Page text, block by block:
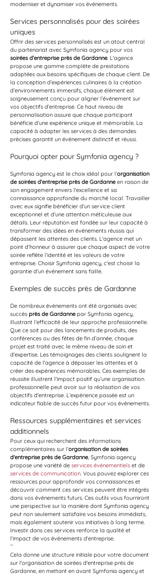
moderniser et dynamiser vos événements.
Services personnalisés pour des soirées
uniques
Offrir des services personnalisés est un atout central
du partenariat avec Symfonia agency pour vos
soirées d’entreprise près de Gardanne. L'agence
propose une gamme complète de prestations
adaptées aux besoins spécifiques de chaque client. De
la conception d’expériences culinaires à la création
d’environnements immersifs, chaque élément est
soigneusement conçu pour aligner l’événement sur
vos objectifs d’entreprise. Ce haut niveau de
personnalisation assure que chaque participant
bénéficie d'une expérience unique et mémorable. La
capacité à adapter les services à des demandes
précises garantit un événement distinctif et réussi.
Pourquoi opter pour Symfonia agency ?
Symfonia agency est le choix idéal pour l’organisation
de soirées d’entreprise près de Gardanne en raison de
son engagement envers l'excellence et sa
connaissance approfondie du marché local. Travailler
avec eux signifie bénéficier d'un service client
exceptionnel et d'une attention méticuleuse aux
détails. Leur réputation est fondée sur leur capacité à
transformer des idées en événements réussis qui
dépassent les attentes des clients. L'agence met un
point d’honneur à assurer que chaque aspect de votre
soirée reflète l’identité et les valeurs de votre
entreprise. Choisir Symfonia agency, c'est choisir la
garantie d'un événement sans faille.
Exemples de succès près de Gardanne
De nombreux événements ont été organisés avec
succès près de Gardanne par Symfonia agency,
illustrant l’efficacité de leur approche professionnelle.
Que ce soit pour des lancements de produits, des
conférences ou des fêtes de fin d’année, chaque
projet est traité avec le même niveau de soin et
d'expertise. Les témoignages des clients soulignent la
capacité de l'agence à dépasser les attentes et à
créer des expériences mémorables. Ces exemples de
réussite illustrent l'impact positif qu’une organisation
professionnelle peut avoir sur la réalisation de vos
objectifs d'entreprise. L’expérience passée est un
indicateur fiable de succès futur pour vos événements.
Ressources supplémentaires et services
additionnels
Pour ceux qui recherchent des informations
complémentaires sur l’organisation de soirées
d'entreprise près de Gardanne, Symfonia agency
propose une variété de services événementiels et de
services de communication. Vous pouvez explorer ces
ressources pour approfondir vos connaissances et
découvrir comment ces services peuvent être intégrés
dans vos événements futurs. Ces outils vous fourniront
une perspective sur la manière dont Symfonia agency
peut non seulement satisfaire vos besoins immédiats,
mais également soutenir vos initiatives à long terme.
Investir dans ces services renforce la qualité et
l'impact de vos événements d'entreprise.
```
Cela donne une structure initiale pour votre document
sur l'organisation de soirées d'entreprise près de
Gardanne, en mettant en avant Symfonia agency et